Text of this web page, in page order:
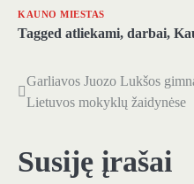
KAUNO MIESTAS
Tagged atliekami, darbai,
Navigacija
įrašų
Garliavos Juozo Lukšos
Lietuvos mokyklų žaidynėse
Susiję įrašai